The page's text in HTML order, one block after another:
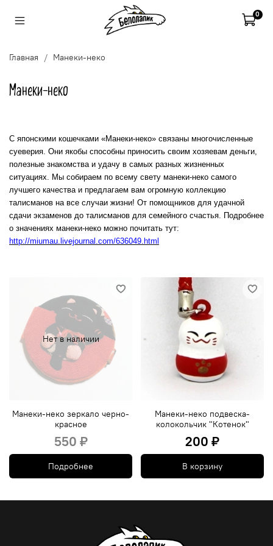
0
Главная Манеки-неко
Манеки-неко
С японскими кошечками «Манеки-неко» связаны многочисленные
суеверия. Они якобы способны приносить своим хозяевам деньги,
полезные знакомства и удачу в самых разных жизненных
ситуациях. Мы собираем по всему свету манеки-неко самого
лучшего качества и предлагаем вам огромную коллекцию
талисманов на все случаи жизни! От помощников для удачной
сдачи экзаменов до талисманов для семейного счастья. Подробнее
о значениях манеки-неко можно почитать тут:
http://miumau.livejournal.com/636049.html
Нет в наличии
Манеки-неко зеркало черно-
красное
550 ₽
Подробнее
Манеки-неко подвеска-
колокольчик "Котенок"
200 ₽
В корзину